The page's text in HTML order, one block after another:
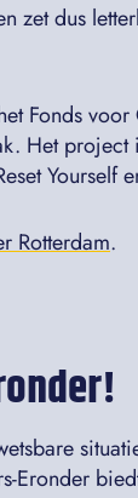
zet dus
Fonds
Het project
Yourself
Rotterdam.
Eronder